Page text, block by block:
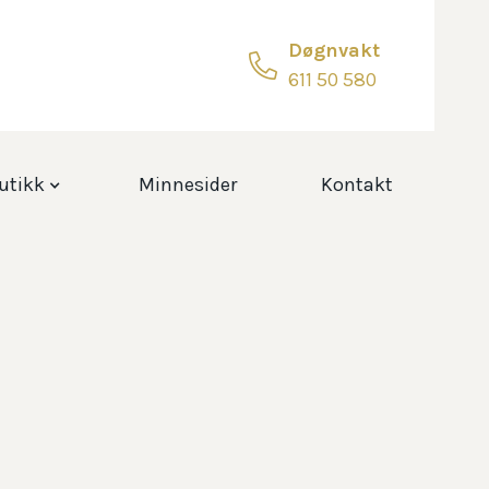

Døgnvakt
611 50 580
Minnesider Kontakt